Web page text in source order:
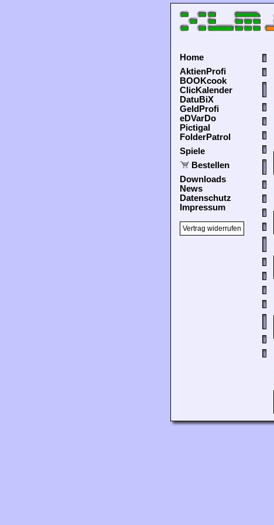
Home
AktienProfi
BOOKcook
ClicKalender
DatuBiX
GeldProfi
eDVarDo
Pictigal
FolderPatrol
Spiele
Bestellen
Downloads
News
Datenschutz
Impressum
Vertrag widerrufen